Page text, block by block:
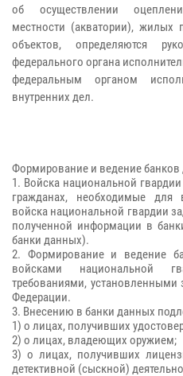
об осуществлении
местности (акватории), жилых
объектов, определяются
федерального органа
федеральным органом
внутренних дел.
Формирование и ведение банков
1. Войска национальной
гражданах, необходимые
войска национальной гвардии
полученной информации в
банки данных).
2. Формирование и ведение
войсками национальной
требованиями, установленными
Федерации.
3. Внесению в банки данных
1) о лицах, получивших
2) о лицах, владеющих оружием;
3) о лицах, получивших
детективной (сыскной)